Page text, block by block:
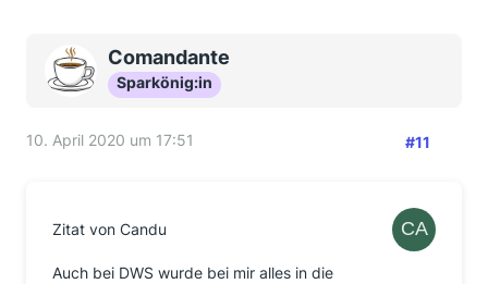
Comandante
Sparkönig:in
10. April 2020 um 17:51 #11
Zitat von Candu
Auch bei DWS wurde bei mir alles in die